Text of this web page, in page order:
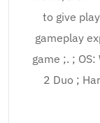
to give
gameplay
game ;. ;
2 Duo ;